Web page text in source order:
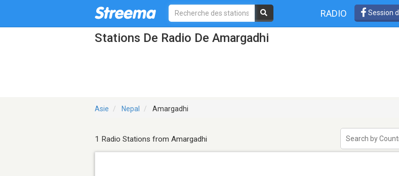
RADIO Session
Stations De Radio De Amargadhi
Asie Nepal Amargadhi
1 Radio Stations from Amargadhi